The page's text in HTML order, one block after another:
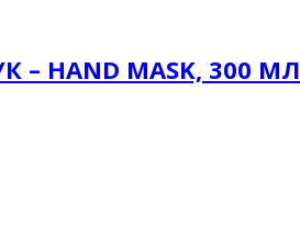
HAND MASK, 300 МЛ